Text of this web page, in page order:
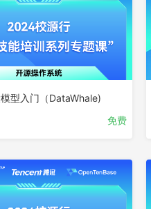
型入门（DataWhale)
免费